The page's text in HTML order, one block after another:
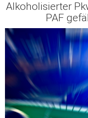
Alkoholisierter
PAF